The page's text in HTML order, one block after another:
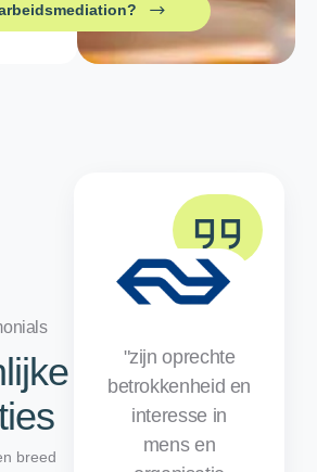
breed
"zijn oprechte
betrokkenheid en
interesse in
mens en